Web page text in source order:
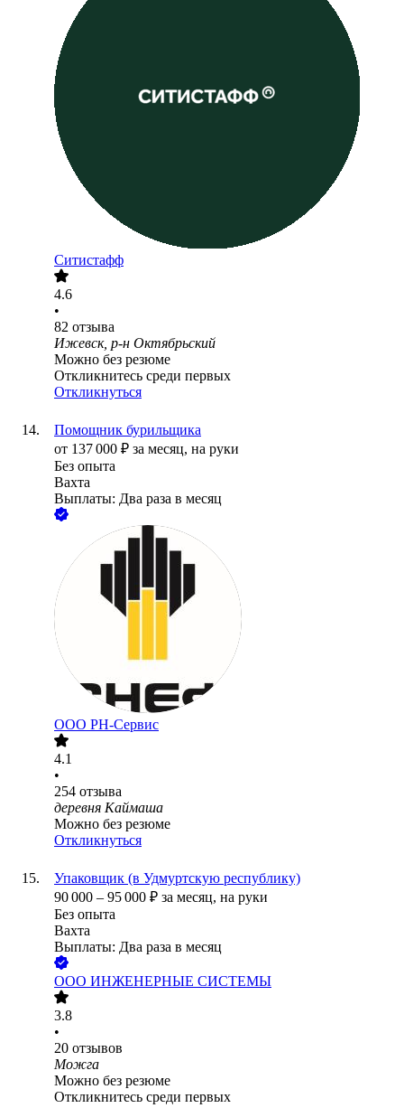
Ситистафф
4.6
•
82 отзыва
Ижевск, р-н Октябрьский
Можно без резюме
Откликнитесь среди первых
Откликнуться
Помощник бурильщика
от 137 000 ₽ за месяц, на руки
Без опыта
Вахта
Выплаты: Два раза в месяц
ООО РН-Сервис
4.1
•
254 отзыва
деревня Каймаша
Можно без резюме
Откликнуться
Упаковщик (в Удмуртскую республику)
90 000 – 95 000 ₽ за месяц, на руки
Без опыта
Вахта
Выплаты: Два раза в месяц
ООО ИНЖЕНЕРНЫЕ СИСТЕМЫ
3.8
•
20 отзывов
Можга
Можно без резюме
Откликнитесь среди первых